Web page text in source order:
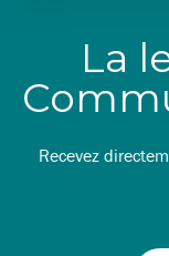
La
Recevez